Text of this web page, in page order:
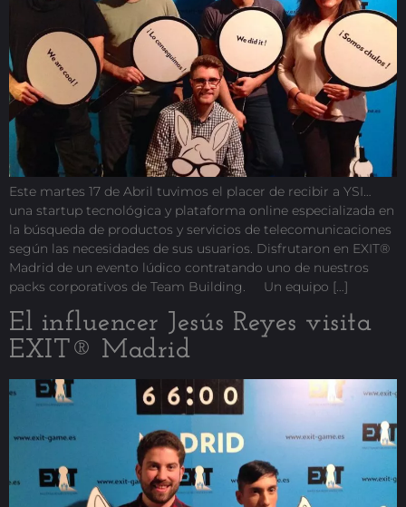
Este martes 17 de Abril tuvimos el placer de recibir a YSI…
una startup tecnológica y plataforma online especializada en
la búsqueda de productos y servicios de telecomunicaciones
según las necesidades de sus usuarios. Disfrutaron en EXIT®
Madrid de un evento lúdico contratando uno de nuestros
packs corporativos de Team Building. Un equipo […]
El influencer Jesús Reyes visita
EXIT® Madrid